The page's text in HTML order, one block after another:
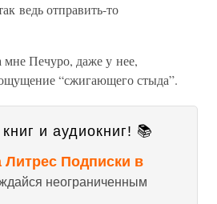
ведь отправить-то
мне Печуро, даже у нее,
“сжигающего стыда”.
и аудиокниг! 📚
Литрес Подписки в
неограниченным